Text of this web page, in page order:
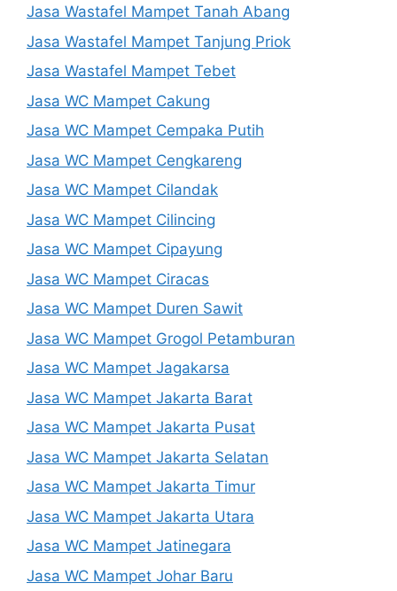
Jasa Wastafel Mampet Tanah Abang
Jasa Wastafel Mampet Tanjung Priok
Jasa Wastafel Mampet Tebet
Jasa WC Mampet Cakung
Jasa WC Mampet Cempaka Putih
Jasa WC Mampet Cengkareng
Jasa WC Mampet Cilandak
Jasa WC Mampet Cilincing
Jasa WC Mampet Cipayung
Jasa WC Mampet Ciracas
Jasa WC Mampet Duren Sawit
Jasa WC Mampet Grogol Petamburan
Jasa WC Mampet Jagakarsa
Jasa WC Mampet Jakarta Barat
Jasa WC Mampet Jakarta Pusat
Jasa WC Mampet Jakarta Selatan
Jasa WC Mampet Jakarta Timur
Jasa WC Mampet Jakarta Utara
Jasa WC Mampet Jatinegara
Jasa WC Mampet Johar Baru